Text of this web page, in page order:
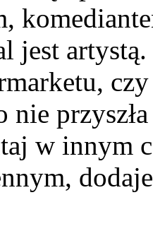
jest
nie
w innym